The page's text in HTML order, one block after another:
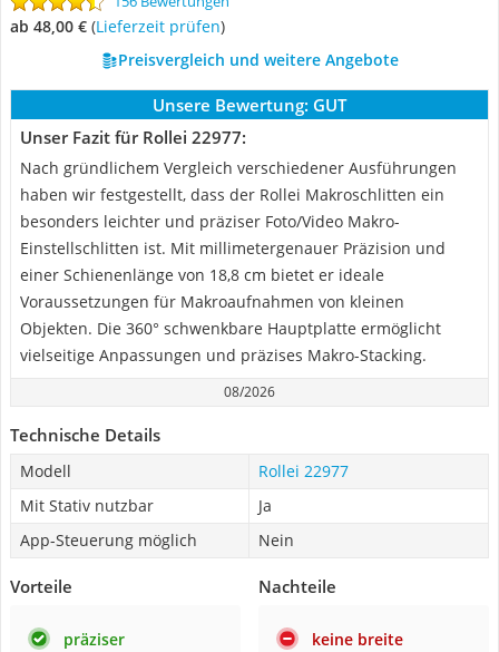
ab 48,00 € (Lieferzeit prüfen)
Preisvergleich und weitere Angebote
Unsere Bewertung: GUT
Unser Fazit für Rollei 22977:
Nach gründlichem Vergleich verschiedener Ausführungen
haben wir festgestellt, dass der Rollei Makroschlitten ein
besonders leichter und präziser Foto/Video Makro-
Einstellschlitten ist. Mit millimetergenauer Präzision und
einer Schienenlänge von 18,8 cm bietet er ideale
Voraussetzungen für Makroaufnahmen von kleinen
Objekten. Die 360° schwenkbare Hauptplatte ermöglicht
vielseitige Anpassungen und präzises Makro-Stacking.
08/2026
Technische Details
Modell
Rollei 22977
Mit Stativ nutzbar
Ja
App-Steuerung möglich
Nein
Vorteile
präziser
Nachteile
keine breite